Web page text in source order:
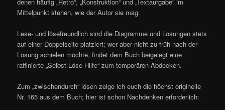
Mittelpunkt stehen, wie der Autor sie mag.
Lese- und lösefreundlich sind die Diagramme und Lösungen stets
auf einer Doppelseite platziert; wer aber nicht zu früh nach der
Lösung schielen möchte, findet dem Buch beigelegt eine
raffinierte „Selbst-Löse-Hilfe“ zum temporären Abdecken.
Zum „zwischendurch“ lösen zeige ich euch die höchst originelle
Nr. 165 aus dem Buch; hier ist schon Nachdenken erforderlich: